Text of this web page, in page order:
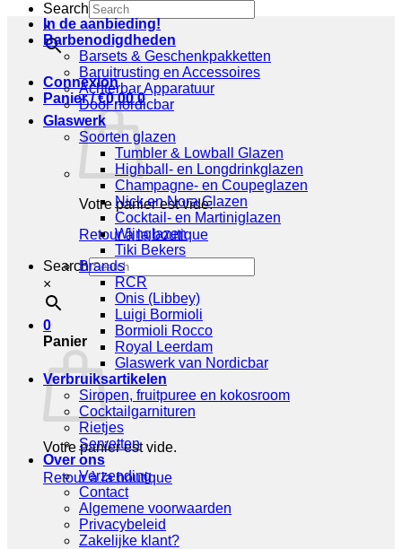
Search
×
Connexion
Panier /€0,00 0
Votre panier est vide.
Retour à la boutique
Search
×
0
Panier
Votre panier est vide.
Retour à la boutique
In de aanbieding!
Barbenodigdheden
Barsets & Geschenkpakketten
Baruitrusting en Accessoires
Achterbar Apparatuur
Door nordicbar
Glaswerk
Soorten glazen
Tumbler & Lowball Glazen
Highball- en Longdrinkglazen
Champagne- en Coupeglazen
Nick en Nora Glazen
Cocktail- en Martiniglazen
Wijnglazen
Tiki Bekers
Brands
RCR
Onis (Libbey)
Luigi Bormioli
Bormioli Rocco
Royal Leerdam
Glaswerk van Nordicbar
Verbruiksartikelen
Siropen, fruitpuree en kokosroom
Cocktailgarnituren
Rietjes
Servetten
Over ons
Verzending
Contact
Algemene voorwaarden
Privacybeleid
Zakelijke klant?